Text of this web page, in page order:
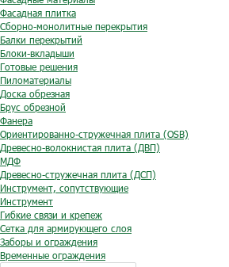
Фасадная плитка
Сборно-монолитные перекрытия
Балки перекрытий
Блоки-вкладыши
Готовые решения
Пиломатериалы
Доска обрезная
Брус обрезной
Фанера
Ориентированно-стружечная плита (OSB)
Древесно-волокнистая плита (ДВП)
МДФ
Древесно-стружечная плита (ДСП)
Инструмент, сопутствующие
Инструмент
Гибкие связи и крепеж
Сетка для армирующего слоя
Заборы и ограждения
Временные ограждения